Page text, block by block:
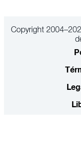
Copyright